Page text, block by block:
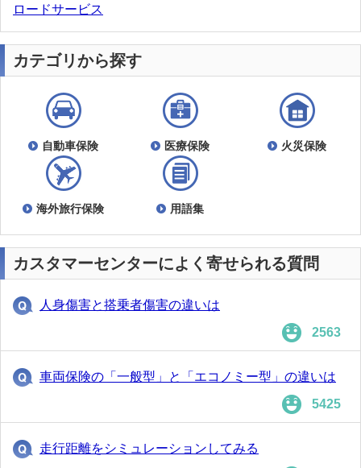
ロードサービス
カテゴリから探す
自動車保険 医療保険 火災保険
海外旅行保険 用語集
カスタマーセンターによく寄せられる質問
人身傷害と搭乗者傷害の違いは
2563
車両保険の「一般型」と「エコノミー型」の違いは
5425
走行距離をシミュレーションしてみる